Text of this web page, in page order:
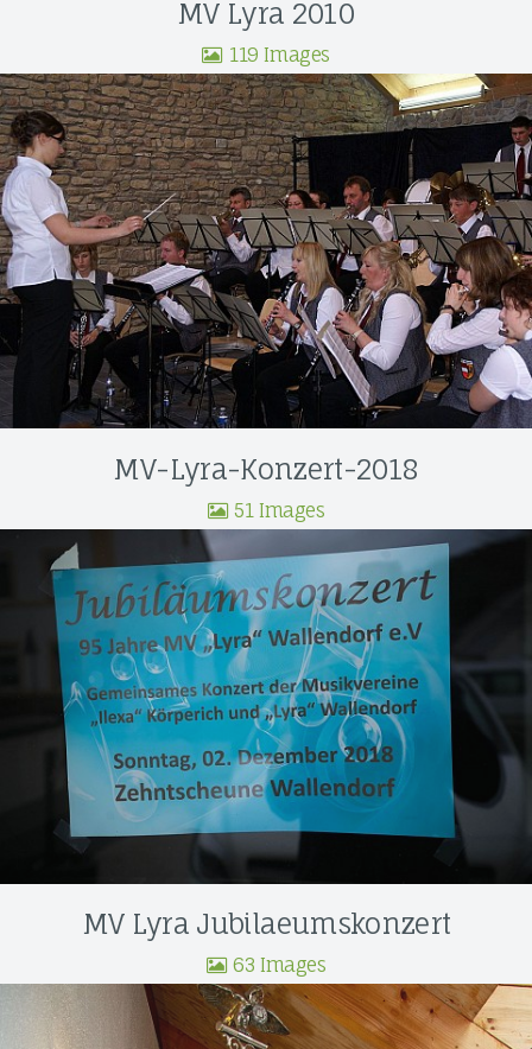
MV Lyra 2010
119 Images
MV-Lyra-Konzert-2018
51 Images
MV Lyra Jubilaeumskonzert
63 Images